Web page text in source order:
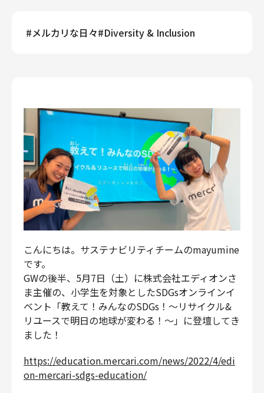
経営・事業企画
プロダクトマネジメント
データアナリティクス
プロダクトデザイン
クリエイティブ
コーポレート
財務・経理
内部監査・リスク
人事
セキュリティ・プライバシー
#メルカリな日々#Diversity & Inclusion
こんにちは。サステナビリティチームのmayumine
です。
GWの後半、5月7日（土）に株式会社エディオンさ
ま主催の、小学生を対象としたSDGsオンラインイ
ベント「教えて！みんなのSDGs！〜リサイクル&
リユースで明日の地球が変わる！〜」に登壇してき
ました！
https://education.mercari.com/news/2022/4/edi
on-mercari-sdgs-education/